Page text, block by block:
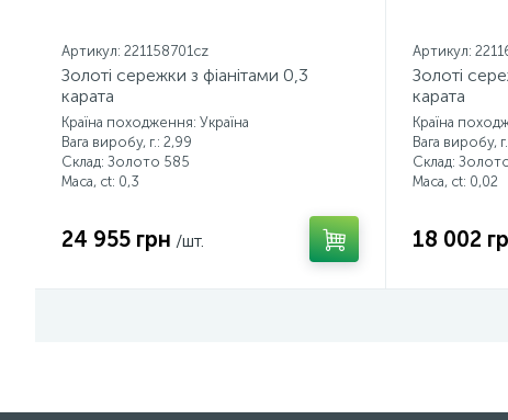
Артикул: 221158701cz
Золоті сережки з фіанітами 0,3
карата
Країна походження: Україна
Вага виробу, г.: 2,99
Склад: Золото 585
Маса, ct: 0,3
24 955 грн /шт.
Артикул:
Золоті
карата
Країна
Вага виробу,
Склад:
Маса, ct: 0,02
18 002